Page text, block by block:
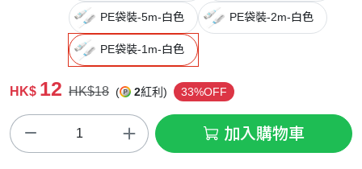
PE袋裝-5m-白色 PE袋裝-2m-白色
PE袋裝-1m-白色
HK$ 12 HK$18 ( 2紅利) 33%OFF
加入購物車